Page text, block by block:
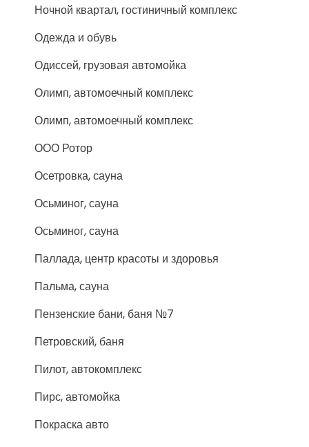
Ночной квартал, гостиничный комплекс
Одежда и обувь
Одиссей, грузовая автомойка
Олимп, автомоечный комплекс
Олимп, автомоечный комплекс
ООО Ротор
Осетровка, сауна
Осьминог, сауна
Осьминог, сауна
Паллада, центр красоты и здоровья
Пальма, сауна
Пензенские бани, баня №7
Петровский, баня
Пилот, автокомплекс
Пирс, автомойка
Покраска авто